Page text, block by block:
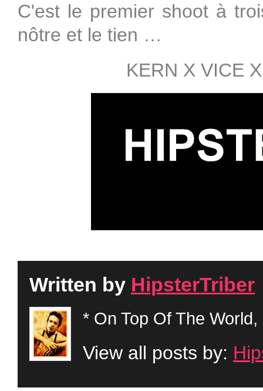
C'est le premier shoot à
nôtre et le tien …
KERN X VICE
Written by HipsterTriber
* On Top Of The
View all posts by: